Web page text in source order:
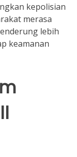
kepolisian
merasa
lebih
keamanan